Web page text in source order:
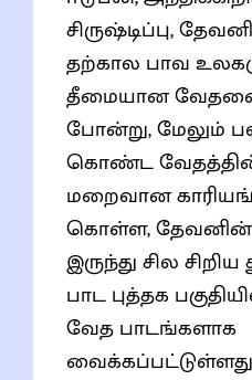
சிருஷ்டிப்பு,
தற்கால பாவ
தீமையான
போன்று, மேலும்
கொண்ட
மறைவான
கொள்ள, தேவனின்
இருந்து சில
பாட புத்தக
வேத பாடங்களாக